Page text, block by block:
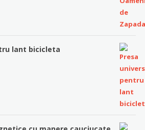
lant bicicleta